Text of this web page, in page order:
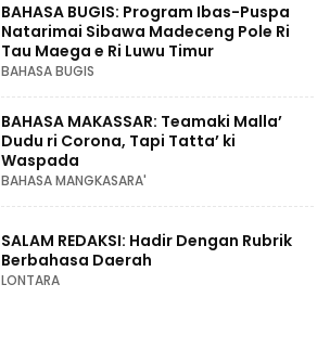
BAHASA BUGIS: Program Ibas-Puspa
Natarimai Sibawa Madeceng Pole Ri
Tau Maega e Ri Luwu Timur
BAHASA BUGIS
BAHASA MAKASSAR: Teamaki Malla’
Dudu ri Corona, Tapi Tatta’ ki
Waspada
BAHASA MANGKASARA'
SALAM REDAKSI: Hadir Dengan Rubrik
Berbahasa Daerah
LONTARA